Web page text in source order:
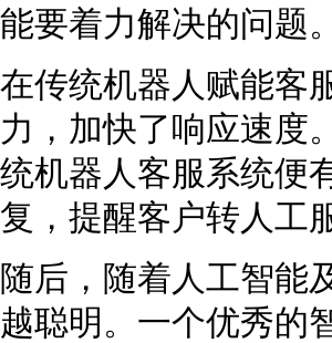
能要着力解决的问题。
在传统机器人赋能客
力，加快了响应速度
统机器人客服系统便
复，提醒客户转人工
随后，随着人工智能
越聪明。一个优秀的